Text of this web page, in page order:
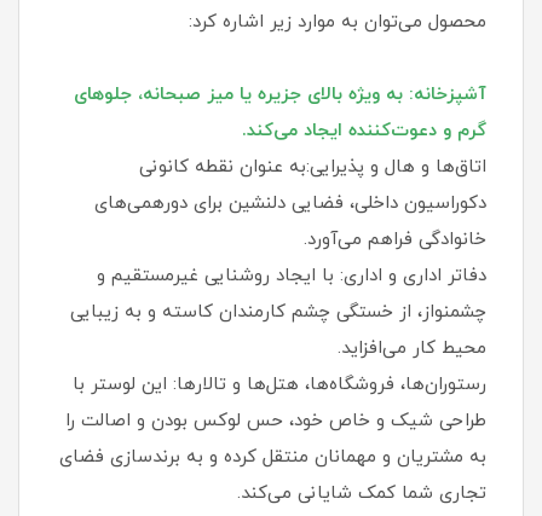
محصول می‌توان به موارد زیر اشاره کرد:
آشپزخانه: به ویژه بالای جزیره یا میز صبحانه، جلوهای
گرم و دعوت‌کننده ایجاد می‌کند.
اتاق‌ها و هال و پذیرایی:به عنوان نقطه کانونی
دکوراسیون داخلی، فضایی دلنشین برای دورهمی‌های
خانوادگی فراهم می‌آورد.
دفاتر اداری و اداری: با ایجاد روشنایی غیرمستقیم و
چشمنواز، از خستگی چشم کارمندان کاسته و به زیبایی
محیط کار می‌افزاید.
رستوران‌ها، فروشگاه‌ها، هتل‌ها و تالارها: این لوستر با
طراحی شیک و خاص خود، حس لوکس بودن و اصالت را
به مشتریان و مهمانان منتقل کرده و به برندسازی فضای
تجاری شما کمک شایانی می‌کند.